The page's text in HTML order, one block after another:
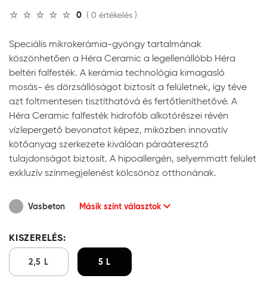
0 ( 0 értékelés )
Speciális mikrokerámia-gyöngy tartalmának
köszönhetően a Héra Ceramic a legellenállóbb Héra
beltéri falfesték. A kerámia technológia kimagasló
mosás- és dörzsállóságot biztosít a felületnek, így téve
azt foltmentesen tisztíthatóvá és fertőtleníthetővé. A
Héra Ceramic falfesték hidrofób alkotórészei révén
vízlepergető bevonatot képez, miközben innovatív
kötőanyag szerkezete kiválóan páraáteresztő
tulajdonságot biztosít. A hipoallergén, selyemmatt felület
exkluzív színmegjelenést kölcsönöz otthonának.
Vasbeton Másik színt választok
KISZERELÉS:
2,5 L 5 L